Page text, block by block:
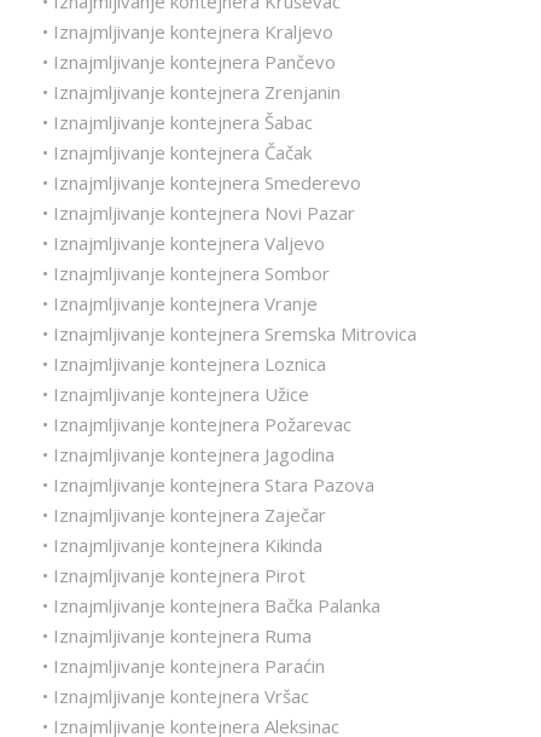
• Iznajmljivanje kontejnera Kraljevo
• Iznajmljivanje kontejnera Pančevo
• Iznajmljivanje kontejnera Zrenjanin
• Iznajmljivanje kontejnera Šabac
• Iznajmljivanje kontejnera Čačak
• Iznajmljivanje kontejnera Smederevo
• Iznajmljivanje kontejnera Novi Pazar
• Iznajmljivanje kontejnera Valjevo
• Iznajmljivanje kontejnera Sombor
• Iznajmljivanje kontejnera Vranje
• Iznajmljivanje kontejnera Sremska Mitrovica
• Iznajmljivanje kontejnera Loznica
• Iznajmljivanje kontejnera Užice
• Iznajmljivanje kontejnera Požarevac
• Iznajmljivanje kontejnera Jagodina
• Iznajmljivanje kontejnera Stara Pazova
• Iznajmljivanje kontejnera Zaječar
• Iznajmljivanje kontejnera Kikinda
• Iznajmljivanje kontejnera Pirot
• Iznajmljivanje kontejnera Bačka Palanka
• Iznajmljivanje kontejnera Ruma
• Iznajmljivanje kontejnera Paraćin
• Iznajmljivanje kontejnera Vršac
• Iznajmljivanje kontejnera Aleksinac